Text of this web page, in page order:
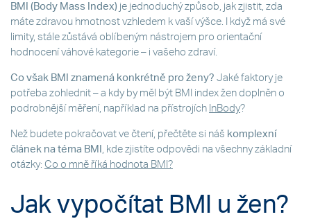
BMI (Body Mass Index) je jednoduchý způsob, jak zjistit, zda
máte zdravou hmotnost vzhledem k vaší výšce. I když má své
limity, stále zůstává oblíbeným nástrojem pro orientační
hodnocení váhové kategorie – i vašeho zdraví.
Co však BMI znamená konkrétně pro ženy? Jaké faktory je
potřeba zohlednit – a kdy by měl být BMI index žen doplněn o
podrobnější měření, například na přístrojích InBody?
Než budete pokračovat ve čtení, přečtěte si náš komplexní
článek na téma BMI , kde zjistíte odpovědi na všechny základní
otázky: Co o mně říká hodnota BMI?
Jak vypočítat BMI u žen?